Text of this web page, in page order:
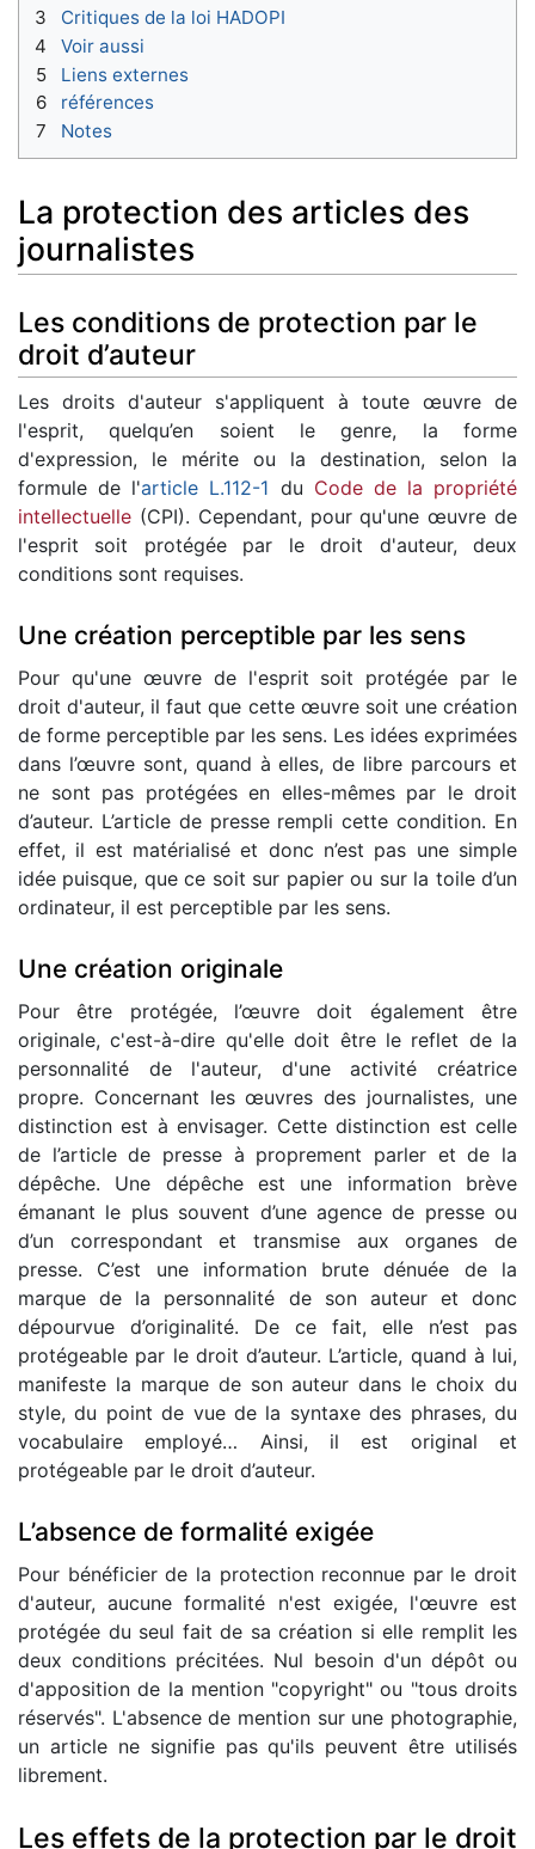
3
Critiques de la loi HADOPI
4
Voir aussi
5
Liens externes
6
références
7
Notes
La protection des articles des
journalistes
Les conditions de protection par le
droit d’auteur
Les droits d'auteur s'appliquent à toute œuvre de
l'esprit, quelqu’en soient le genre, la forme
d'expression, le mérite ou la destination, selon la
formule de l'article L.112-1 du Code de la propriété
intellectuelle (CPI). Cependant, pour qu'une œuvre de
l'esprit soit protégée par le droit d'auteur, deux
conditions sont requises.
Une création perceptible par les sens
Pour qu'une œuvre de l'esprit soit protégée par le
droit d'auteur, il faut que cette œuvre soit une création
de forme perceptible par les sens. Les idées exprimées
dans l’œuvre sont, quand à elles, de libre parcours et
ne sont pas protégées en elles-mêmes par le droit
d’auteur. L’article de presse rempli cette condition. En
effet, il est matérialisé et donc n’est pas une simple
idée puisque, que ce soit sur papier ou sur la toile d’un
ordinateur, il est perceptible par les sens.
Une création originale
Pour être protégée, l’œuvre doit également être
originale, c'est-à-dire qu'elle doit être le reflet de la
personnalité de l'auteur, d'une activité créatrice
propre. Concernant les œuvres des journalistes, une
distinction est à envisager. Cette distinction est celle
de l’article de presse à proprement parler et de la
dépêche. Une dépêche est une information brève
émanant le plus souvent d’une agence de presse ou
d’un correspondant et transmise aux organes de
presse. C’est une information brute dénuée de la
marque de la personnalité de son auteur et donc
dépourvue d’originalité. De ce fait, elle n’est pas
protégeable par le droit d’auteur. L’article, quand à lui,
manifeste la marque de son auteur dans le choix du
style, du point de vue de la syntaxe des phrases, du
vocabulaire employé… Ainsi, il est original et
protégeable par le droit d’auteur.
L’absence de formalité exigée
Pour bénéficier de la protection reconnue par le droit
d'auteur, aucune formalité n'est exigée, l'œuvre est
protégée du seul fait de sa création si elle remplit les
deux conditions précitées. Nul besoin d'un dépôt ou
d'apposition de la mention "copyright" ou "tous droits
réservés". L'absence de mention sur une photographie,
un article ne signifie pas qu'ils peuvent être utilisés
librement.
Les effets de la protection par le droit